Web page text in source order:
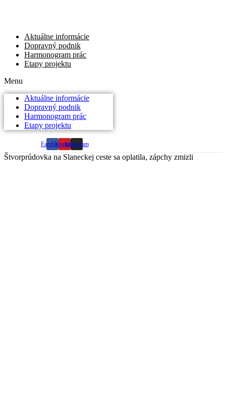
Aktuálne informácie
Dopravný podnik
Harmonogram prác
Etapy projektu
Menu
Aktuálne informácie
Dopravný podnik
Harmonogram prác
Etapy projektu
FacebookYoutubeInstagram
Štvorprúdovka na Slaneckej ceste sa oplatila, zápchy zmizli